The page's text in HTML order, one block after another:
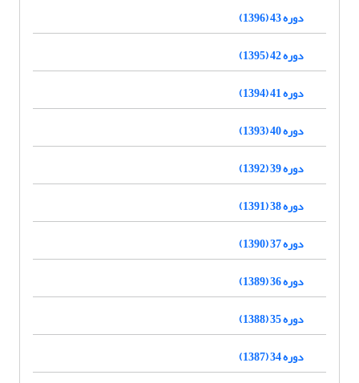
دوره 43 (1396)
دوره 42 (1395)
دوره 41 (1394)
دوره 40 (1393)
دوره 39 (1392)
دوره 38 (1391)
دوره 37 (1390)
دوره 36 (1389)
دوره 35 (1388)
دوره 34 (1387)